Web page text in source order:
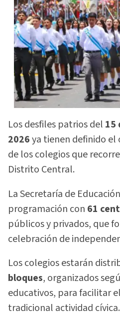
Los desfiles patrios del 15
2026ya tienen definido
de los colegios que
Distrito Central.
La Secretaría de
programación con 61
públicos y privados, que
celebración de
Los colegios estarán
bloques, organizados
educativos, para facilitar
tradicional actividad cívica.